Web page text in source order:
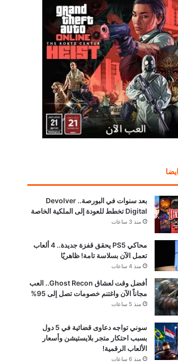
بعد سنوات في البورصة.. Devolver
Digital تخطط للعودة إلى الملكية الخاصة
منذ 3 ساعات
محاكي PS5 يحقق قفزة جديدة.. 4 ألعاب
تعمل الآن بسلاسة تامة! ظاهريًا
منذ 4 ساعات
أفضل وقت لعشاق Ghost Recon.. العب
مجاناً الآن واغتنم خصومات تصل إلى 95%
منذ 5 ساعات
سوني تواجه دعاوى قضائية في 5 دول
بسبب احتكار متجر بلايستيشن وأسعار
الألعاب الرقمية!
منذ 6 ساعات